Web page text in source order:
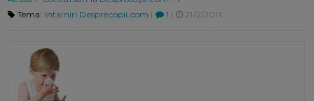
Tema: Intalniri Desprecopii.com | 1 | 21/2/2011